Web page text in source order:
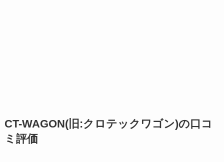
CT-WAGON(旧:クロテックワゴン)の口コ
ミ評価